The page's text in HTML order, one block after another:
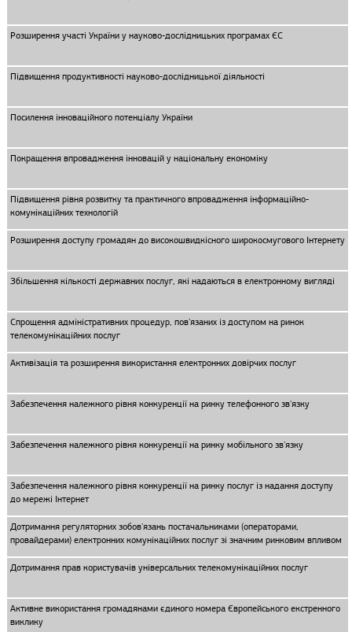
Розширення участі України у науково-дослідницьких програмах ЄС
Підвищення продуктивності науково-дослідницької діяльності
Посилення інноваційного потенціалу України
Покращення впровадження інновацій у національну економіку
Підвищення рівня розвитку та практичного впровадження інформаційно-
комунікаційних технологій
Розширення доступу громадян до високошвидкісного широкосмугового Інтернету
Збільшення кількості державних послуг, які надаються в електронному вигляді
Спрощення адміністративних процедур, пов'язаних із доступом на ринок
телекомунікаційних послуг
Активізація та розширення використання електронних довірчих послуг
Забезпечення належного рівня конкуренції на ринку телефонного зв'язку
Забезпечення належного рівня конкуренції на ринку мобільного зв'язку
Забезпечення належного рівня конкуренції на ринку послуг із надання доступу
до мережі Інтернет
Дотримання регуляторних зобов'язань постачальниками (операторами,
провайдерами) електронних комунікаційних послуг зі значним ринковим впливом
Дотримання прав користувачів універсальних телекомунікаційних послуг
Активне використання громадянами єдиного номера Європейського екстренного
виклику